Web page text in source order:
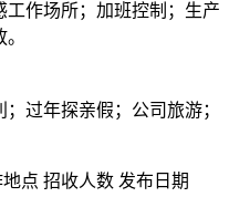
作场所；加班控制；生产
过年探亲假；公司旅游；
点 招收人数 发布日期